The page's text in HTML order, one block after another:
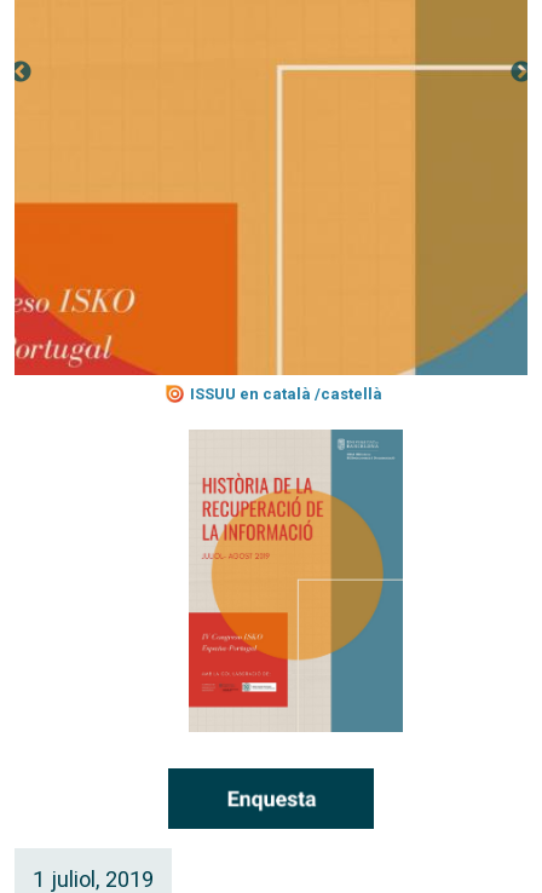
ISSUU en català /castellà
1 juliol, 2019